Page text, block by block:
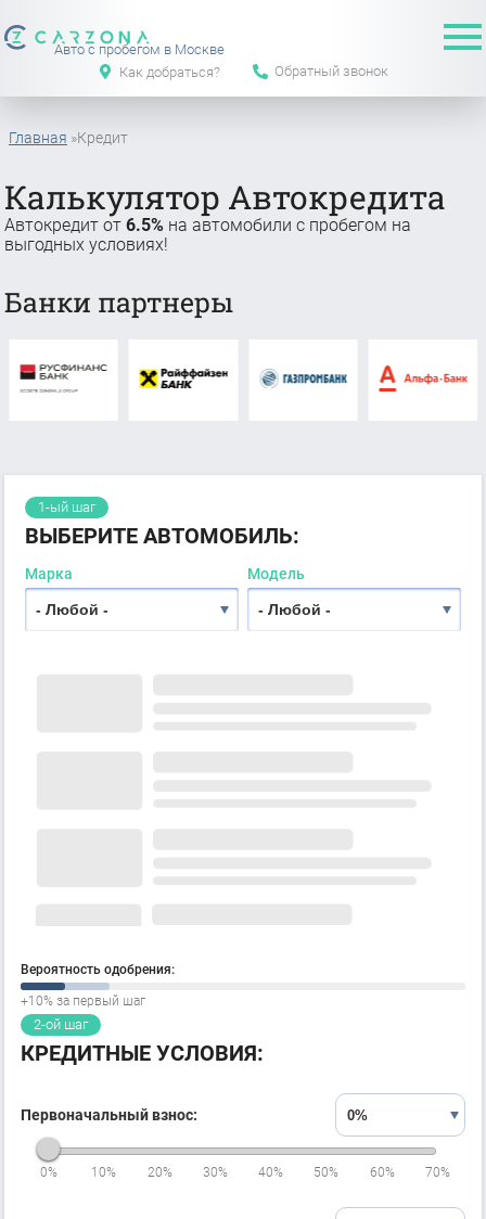
Авто с пробегом в Москве
Как добраться?
Обратный звонок
Главная »Кредит
Калькулятор Автокредита
Автокредит от 6.5% на автомобили с пробегом на
выгодных условиях!
Банки партнеры
1-ый шаг
ВЫБЕРИТЕ АВТОМОБИЛЬ:
Марка Модель
Вероятность одобрения:
+10% за первый шаг
2-ой шаг
КРЕДИТНЫЕ УСЛОВИЯ:
Первоначальный взнос:
0% 10% 20% 30% 40% 50% 60% 70%